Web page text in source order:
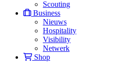
Scouting
Business
Nieuws
Hospitality
Visibility
Netwerk
Shop